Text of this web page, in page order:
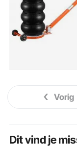
Vorig
Dit vind je